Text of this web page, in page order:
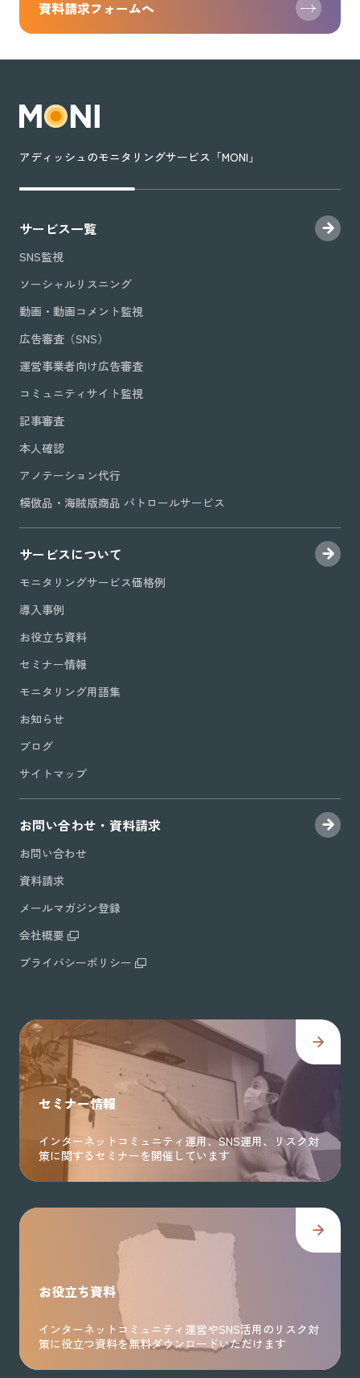
資料請求フォームへ
アディッシュのモニタリングサービス「MONI」
サービス一覧
SNS監視
ソーシャルリスニング
動画・動画コメント監視
広告審査（SNS）
運営事業者向け広告審査
コミュニティサイト監視
記事審査
本人確認
アノテーション代行
模倣品・海賊版商品 パトロールサービス
サービスについて
モニタリングサービス価格例
導入事例
お役立ち資料
セミナー情報
モニタリング用語集
お知らせ
ブログ
サイトマップ
お問い合わせ・資料請求
お問い合わせ
資料請求
メールマガジン登録
会社概要
プライバシーポリシー
セミナー情報
インターネットコミュニティ運用、SNS運用、リスク対
策に関するセミナーを開催しています
お役立ち資料
インターネットコミュニティ運営やSNS活用のリスク対
策に役立つ資料を無料ダウンロードいただけます